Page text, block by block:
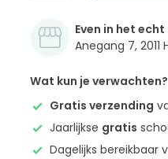
Even in het
Anegang 7, 2011
Wat kun je verwachten?
Gratis verzending
Jaarlijkse gratis
Dagelijks bereikbaar